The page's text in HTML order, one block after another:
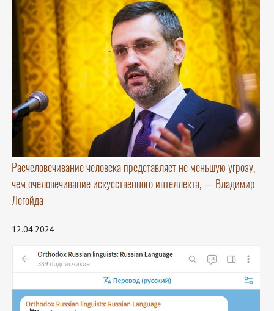
Расчеловечивание человека представляет не меньшую угрозу,
чем очеловечивание искусственного интеллекта, — Владимир
Легойда
12.04.2024